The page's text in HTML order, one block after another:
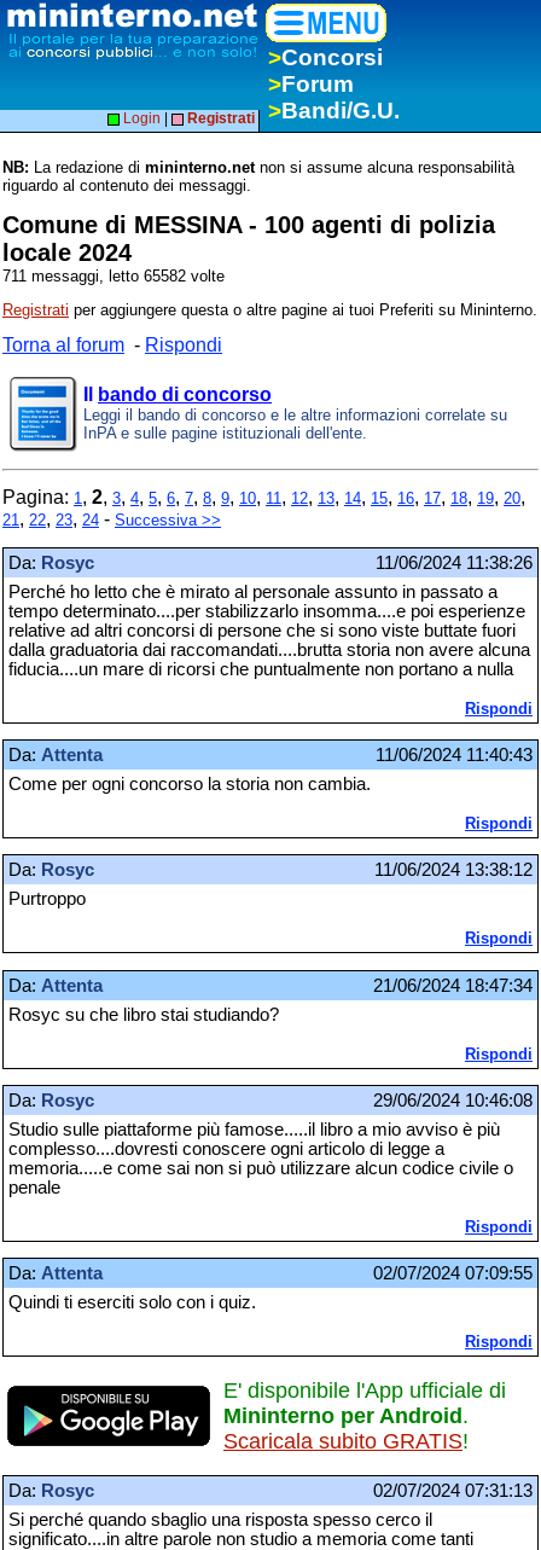
>Concorsi
>Forum
>Bandi/G.U.
Login Registrati
NB: La redazione di mininterno.netnon si assume alcuna responsabilità
riguardo al contenuto dei messaggi.
Comune di MESSINA - 100 agenti di polizia
locale 2024
711 messaggi, letto 65582 volte
Registrati per aggiungere questa o altre pagine ai tuoi Preferiti su Mininterno.
Torna al forum - Rispondi
bando di concorso
Leggi il bando di concorso e le altre informazioni correlate su
InPA e sulle pagine istituzionali dell'ente.
Pagina: 1, 2, 3, 4, 5, 6, 7, 8, 9, 10, 11, 12, 13, 14, 15, 16, 17, 18, 19, 20,
21, 22, 23, 24 - Successiva >>
Da: Rosyc
11/06/2024 11:38:26
Perché ho letto che è mirato al personale assunto in passato a
tempo determinato....per stabilizzarlo insomma....e poi esperienze
relative ad altri concorsi di persone che si sono viste buttate fuori
dalla graduatoria dai raccomandati....brutta storia non avere alcuna
fiducia....un mare di ricorsi che puntualmente non portano a nulla
Rispondi
Da: Attenta
11/06/2024 11:40:43
Come per ogni concorso la storia non cambia.
Rispondi
Da: Rosyc
11/06/2024 13:38:12
Purtroppo
Rispondi
Da: Attenta
21/06/2024 18:47:34
Rosyc su che libro stai studiando?
Rispondi
Da: Rosyc
29/06/2024 10:46:08
Studio sulle piattaforme più famose.....il libro a mio avviso è più
complesso....dovresti conoscere ogni articolo di legge a
memoria.....e come sai non si può utilizzare alcun codice civile o
penale
Rispondi
Da: Attenta
02/07/2024 07:09:55
Quindi ti eserciti solo con i quiz.
Rispondi
E' disponibile l'App ufficiale di
Mininterno per Android.
Scaricala subito GRATIS!
Da: Rosyc
02/07/2024 07:31:13
Si perché quando sbaglio una risposta spesso cerco il
significato....in altre parole non studio a memoria come tanti